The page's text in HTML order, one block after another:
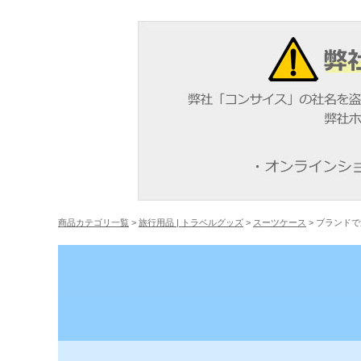
商品カテゴリ一覧 > 旅行用品 | トラベルグッズ > スーツケース > ブランド